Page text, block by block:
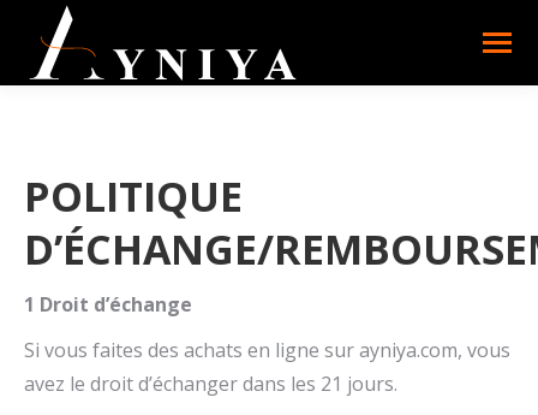
POLITIQUE
D’ÉCHANGE/
1 Droit d’échange
Si vous faites des achats en ligne sur ayniya.com, vous
avez le droit d’échanger dans les 21 jours.